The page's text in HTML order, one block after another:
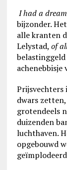
I had a
bijzonder.
alle kranten
Lelystad, of
achenebbisje
Prijsvechters
dwars
grotendeels
duizenden
luchthaven.
opgebouwd